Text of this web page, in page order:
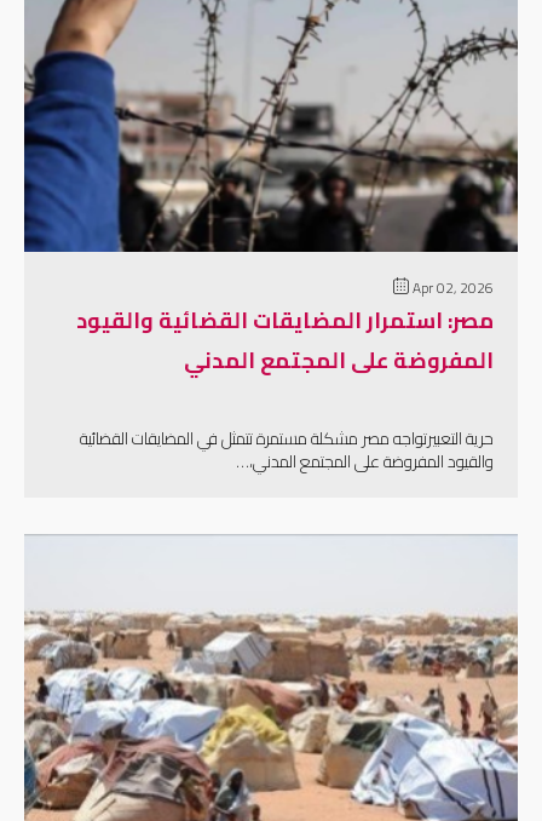
إقرأ المزيد
Apr 02, 2026
مصر: استمرار المضايقات القضائية والقيود
المفروضة على المجتمع المدني
حرية التعبيرتواجه مصر مشكلة مستمرة تتمثل في المضايقات القضائية
والقيود المفروضة على المجتمع المدني،…
إقرأ المزيد